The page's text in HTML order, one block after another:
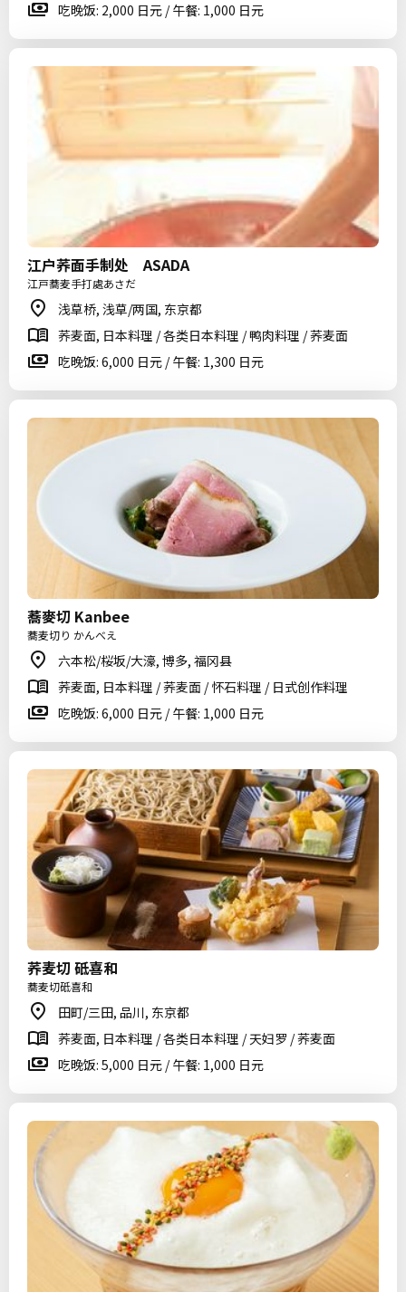
吃晚饭: 2,000 日元 / 午餐: 1,000 日元
江户荞面手制处 ASADA
江戸蕎麦手打處あさだ
浅草桥, 浅草/两国, 东京都
荞麦面, 日本料理 / 各类日本料理 / 鸭肉料理 / 荞麦面
吃晚饭: 6,000 日元 / 午餐: 1,300 日元
蕎麥切 Kanbee
蕎麦切り かんべえ
六本松/桜坂/大濠, 博多, 福冈县
荞麦面, 日本料理 / 荞麦面 / 怀石料理 / 日式创作料理
吃晚饭: 6,000 日元 / 午餐: 1,000 日元
荞麦切 砥喜和
蕎麦切砥喜和
田町/三田, 品川, 东京都
荞麦面, 日本料理 / 各类日本料理 / 天妇罗 / 荞麦面
吃晚饭: 5,000 日元 / 午餐: 1,000 日元